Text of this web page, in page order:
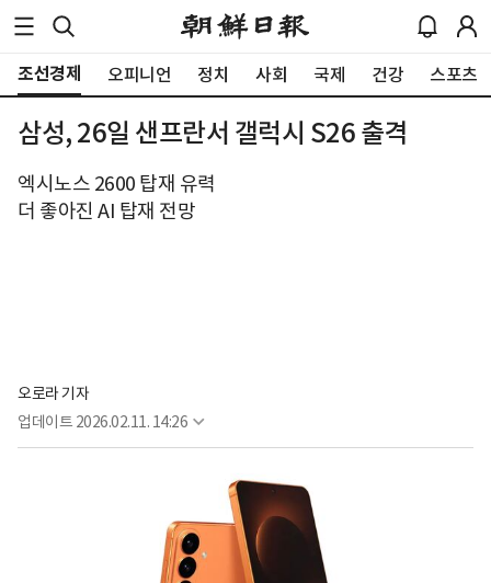
조선경제 오피니언 정치 사회 국제 건강 스포츠
삼성, 26일 샌프란서 갤럭시 S26 출격
엑시노스 2600 탑재 유력
더 좋아진 AI 탑재 전망
오로라 기자
업데이트 2026.02.11. 14:26